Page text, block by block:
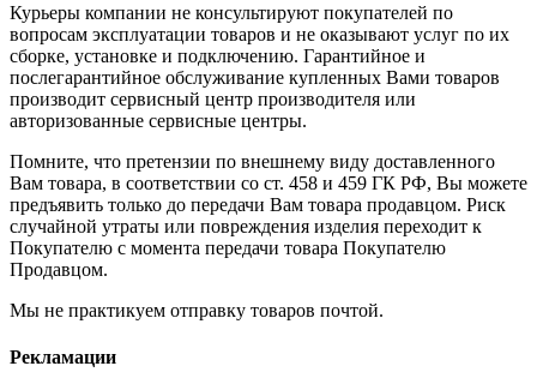
Курьеры компании не консультируют покупателей по
вопросам эксплуатации товаров и не оказывают услуг по их
сборке, установке и подключению. Гарантийное и
послегарантийное обслуживание купленных Вами товаров
производит сервисный центр производителя или
авторизованные сервисные центры.
Помните, что претензии по внешнему виду доставленного
Вам товара, в соответствии со ст. 458 и 459 ГК РФ, Вы можете
предъявить только до передачи Вам товара продавцом. Риск
случайной утраты или повреждения изделия переходит к
Покупателю с момента передачи товара Покупателю
Продавцом.
Мы не практикуем отправку товаров почтой.
Рекламации